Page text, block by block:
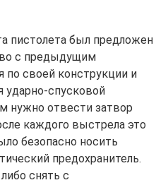
пистолета был предложен
с предыдущим
по своей конструкции и
ударно-спусковой
нужно отвести затвор
каждого выстрела это
безопасно носить
предохранитель.
снять с